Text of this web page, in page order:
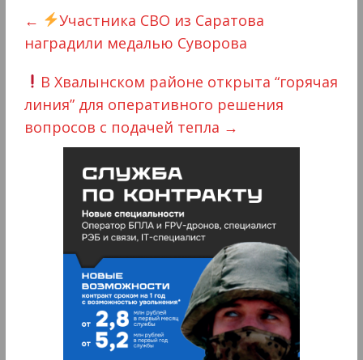
←
Участника СВО из Саратова
наградили медалью Суворова
В Хвалынском районе открыта “горячая
линия” для оперативного решения
вопросов с подачей тепла →